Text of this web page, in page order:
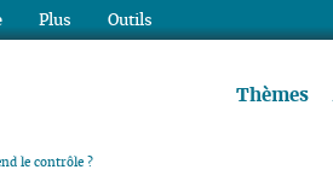
Thèmes
le contrôle ?
Plus Outils